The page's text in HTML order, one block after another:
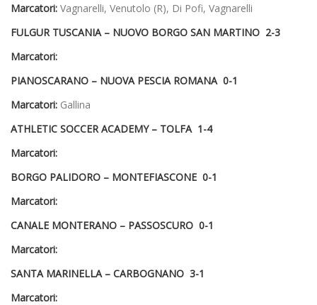
Marcatori: Vagnarelli, Venutolo (R), Di Pofi, Vagnarelli
FULGUR TUSCANIA – NUOVO BORGO SAN MARTINO 2-3
Marcatori:
PIANOSCARANO – NUOVA PESCIA ROMANA 0-1
Marcatori: Gallina
ATHLETIC SOCCER ACADEMY – TOLFA 1-4
Marcatori:
BORGO PALIDORO – MONTEFIASCONE 0-1
Marcatori:
CANALE MONTERANO – PASSOSCURO 0-1
Marcatori:
SANTA MARINELLA – CARBOGNANO 3-1
Marcatori: